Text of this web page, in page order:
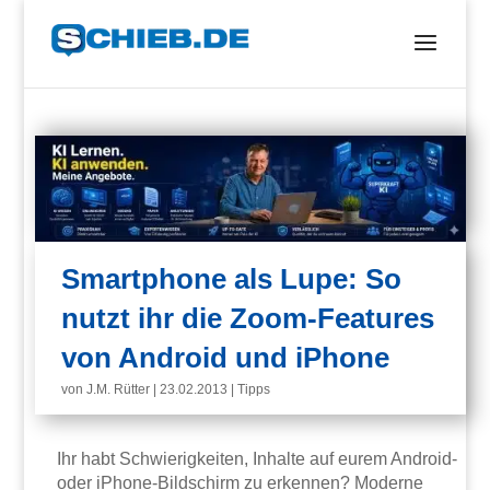
Smartphone als Lupe: So
nutzt ihr die Zoom-Features
von Android und iPhone
vonJ.M. Rütter |23.02.2013 |Tipps
Ihr habt Schwierigkeiten, Inhalte auf eurem Android-
oder iPhone-Bildschirm zu erkennen? Moderne